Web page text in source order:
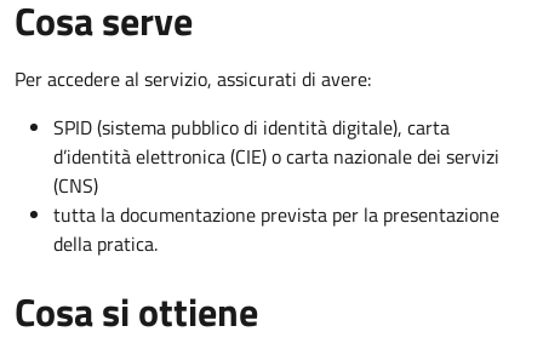
Cosa serve
Per accedere al servizio, assicurati di avere:
SPID (sistema pubblico di identità digitale), carta
d’identità elettronica (CIE) o carta nazionale dei servizi
(CNS)
tutta la documentazione prevista per la presentazione
della pratica.
Cosa si ottiene